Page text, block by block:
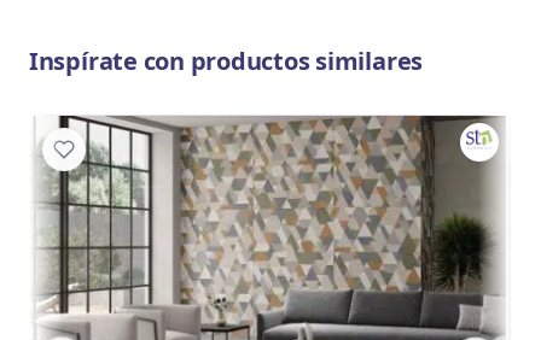
Inspírate con productos similares